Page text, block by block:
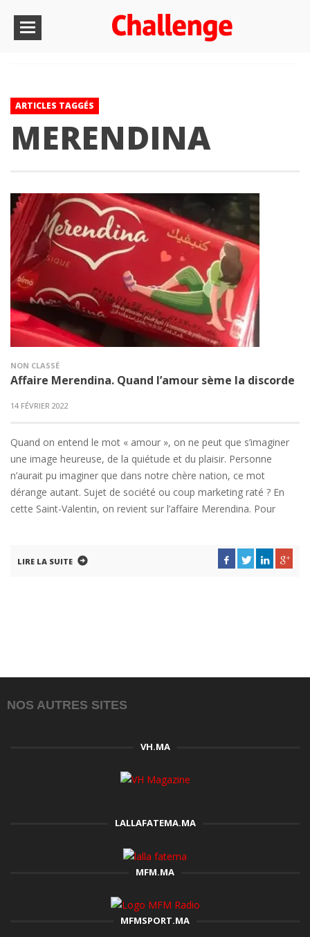
ARTICLES TAGGÉS
MERENDINA
NON CLASSÉ
Affaire Merendina. Quand l’amour sème la discorde
14 FÉVRIER 2022
Quand on entend le mot « amour », on ne peut que s’imaginer
une image heureuse, de la quiétude et du plaisir. Personne
n’aurait pu imaginer que dans notre chère nation, ce mot
dérange autant. Sujet de société ou coup marketing raté ? En
cette Saint-Valentin, on revient sur l’affaire Merendina. Pour
LIRE LA SUITE
NOS AUTRES SITES
VH.MA
LALLAFATEMA.MA
MFM.MA
MFMSPORT.MA